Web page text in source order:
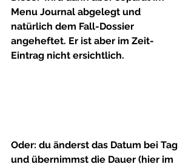
Menu Journal abgelegt und
natürlich dem Fall-Dossier
angeheftet. Er ist aber im Zeit-
Eintrag nicht ersichtlich.
Oder: du änderst das Datum bei Tag
und übernimmst die Dauer (hier im